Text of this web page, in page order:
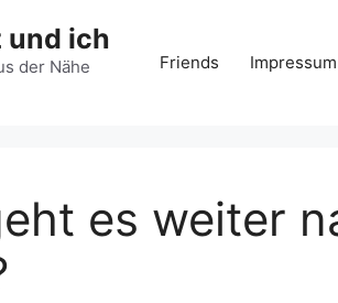
und ich
der Nähe
Friends Impressum
es weiter